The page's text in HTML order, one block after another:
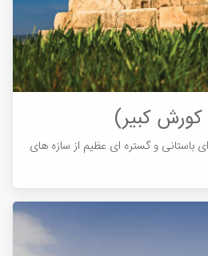
کورش کبیر)
باستانی و گستره ای عظیم از سازه های